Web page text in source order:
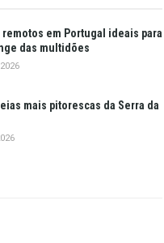
remotos em Portugal ideais para
das multidões
mais pitorescas da Serra da